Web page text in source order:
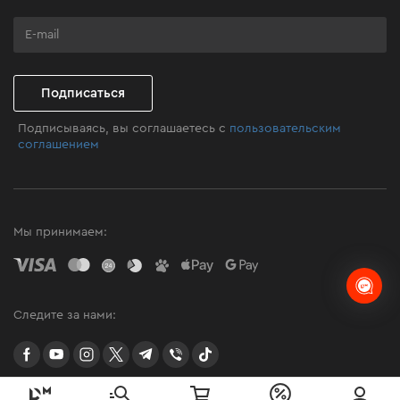
Клуб мастерства
Подписаться
Подписываясь, вы соглашаетесь с пользовательским
соглашением
Мы принимаем:
Следите за нами:
facebookyoutubeinstagramtwittertelegram
Viber TikTok